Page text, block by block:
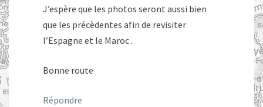
J’espère que les photos seront aussi bien
que les précèdentes afin de revisiter
l’Espagne et le Maroc .
Bonne route
Répondre